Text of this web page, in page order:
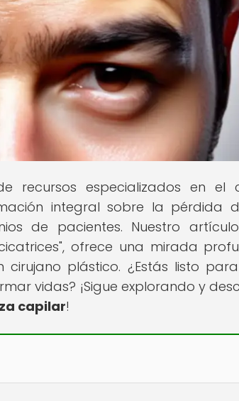
recursos especializados en el
integral sobre la pérdida
de pacientes. Nuestro
ofrece una mirada
cirujano plástico. ¿Estás listo
vidas? ¡Sigue explorando y
capilar!